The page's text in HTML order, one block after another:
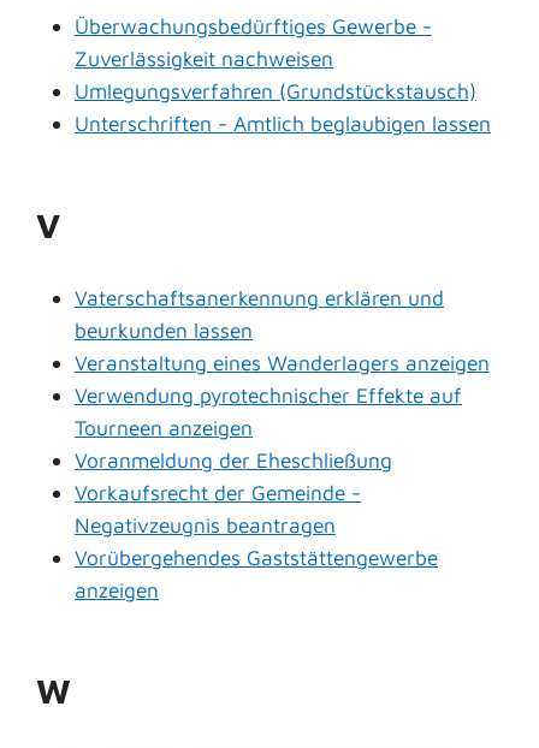
Überwachungsbedürftiges Gewerbe -
Zuverlässigkeit nachweisen
Umlegungsverfahren (Grundstückstausch)
Unterschriften - Amtlich beglaubigen lassen
V
Vaterschaftsanerkennung erklären und
beurkunden lassen
Veranstaltung eines Wanderlagers anzeigen
Verwendung pyrotechnischer Effekte auf
Tourneen anzeigen
Voranmeldung der Eheschließung
Vorkaufsrecht der Gemeinde -
Negativzeugnis beantragen
Vorübergehendes Gaststättengewerbe
anzeigen
W